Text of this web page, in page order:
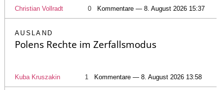
Christian Vollradt 0 Kommentare — 8. August 2026 15:37
AUSLAND
Polens Rechte im Zerfallsmodus
Kuba Kruszakin 1 Kommentare — 8. August 2026 13:58